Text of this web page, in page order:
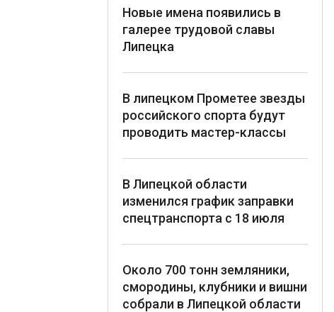
Новые имена появились в
галерее трудовой славы
Липецка
В липецком Прометее звезды
российского спорта будут
проводить мастер-классы
В Липецкой области
изменился график заправки
спецтранспорта с 18 июля
Около 700 тонн земляники,
смородины, клубники и вишни
собрали в Липецкой области